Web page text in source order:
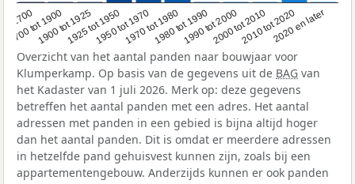
1700
1700 tot 1900
1900 tot 19251925 tot 19501950 tot 19701970 tot 19801980 tot 19901990 tot 20002000 tot 20102010 tot 20202020 en later
Overzicht van het aantal panden naar bouwjaar voor
Klumperkamp. Op basis van de gegevens uit de BAG van
het Kadaster van 1 juli 2026. Merk op: deze gegevens
betreffen het aantal panden met een adres. Het aantal
adressen met panden in een gebied is bijna altijd hoger
dan het aantal panden. Dit is omdat er meerdere adressen
in hetzelfde pand gehuisvest kunnen zijn, zoals bij een
appartementengebouw. Anderzijds kunnen er ook panden